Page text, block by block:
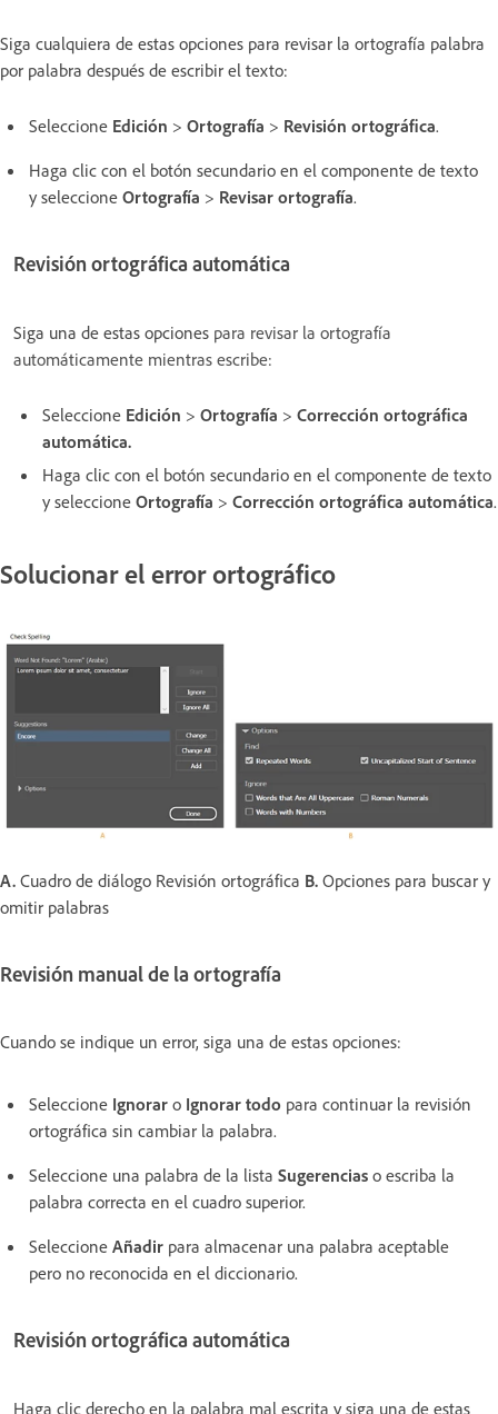
Siga cualquiera de estas opciones para revisar la ortografía palabra
por palabra después de escribir el texto:
Seleccione Edición > Ortografía > Revisión ortográfica.
Haga clic con el botón secundario en el componente de texto
y seleccione Ortografía > Revisar ortografía.
Revisión ortográfica automática
Siga una de estas opciones para revisar la ortografía
automáticamente mientras escribe:
Seleccione Edición > Ortografía > Corrección ortográfica
automática.
Haga clic con el botón secundario en el componente de texto
y seleccione Ortografía > Corrección ortográfica automática.
Solucionar el error ortográfico
A. Cuadro de diálogo Revisión ortográfica B. Opciones para buscar y
omitir palabras
Revisión manual de la ortografía
Cuando se indique un error, siga una de estas opciones:
Seleccione Ignorar o Ignorar todo para continuar la revisión
ortográfica sin cambiar la palabra.
Seleccione una palabra de la lista Sugerencias o escriba la
palabra correcta en el cuadro superior.
Seleccione Añadir para almacenar una palabra aceptable
pero no reconocida en el diccionario.
Revisión ortográfica automática
Haga clic derecho en la palabra mal escrita y siga una de estas